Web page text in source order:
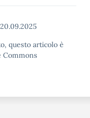
20.09.2025
questo articolo è
Commons